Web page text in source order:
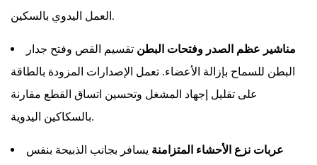
العمل اليدوي بالسكين.
مناشير عظم الصدر وفتحات البطن تقسيم القص وفتح جدار
البطن للسماح بإزالة الأعضاء. تعمل الإصدارات المزودة بالطاقة
على تقليل إجهاد المشغل وتحسين اتساق القطع مقارنة
بالسكاكين اليدوية.
عربات نزع الأحشاء المتزامنة يسافر بجانب الذبيحة بنفس